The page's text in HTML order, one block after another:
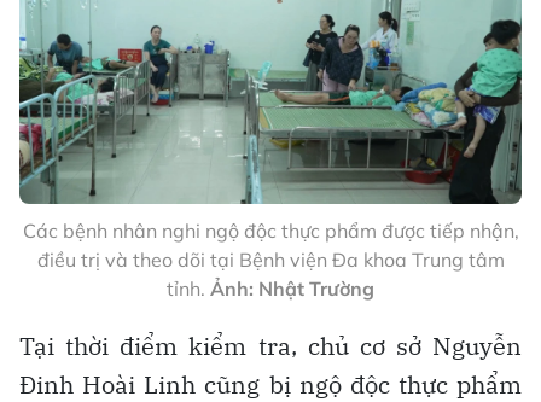
Các bệnh nhân nghi ngộ độc thực phẩm được tiếp nhận,
điều trị và theo dõi tại Bệnh viện Đa khoa Trung tâm
tỉnh. Ảnh: Nhật Trường
Tại thời điểm kiểm tra, chủ cơ sở Nguyễn
Đinh Hoài Linh cũng bị ngộ độc thực phẩm